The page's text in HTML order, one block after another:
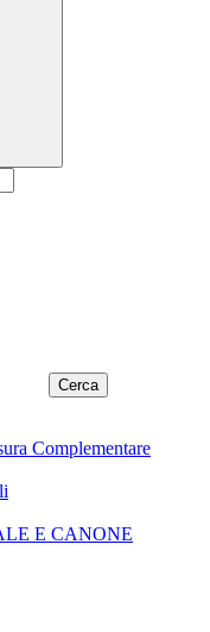
Complementare
E CANONE